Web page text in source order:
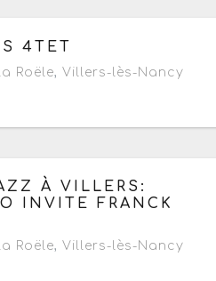
2021
4TET
Roële, Villers-lès-Nancy
2019 à partir de 20h30
À VILLERS:
INVITE FRANCK
Roële, Villers-lès-Nancy